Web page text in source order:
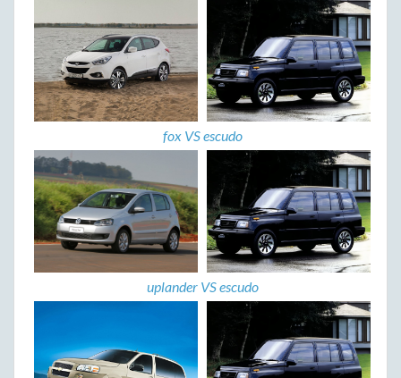
fox VS escudo
uplander VS escudo